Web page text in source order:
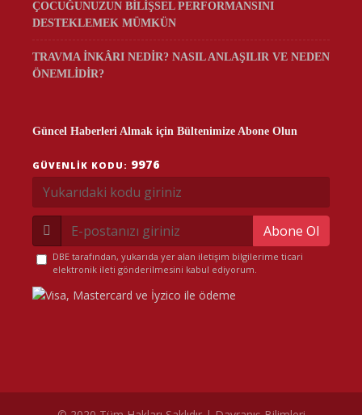
ÇOCUĞUNUZUN BİLİŞSEL PERFORMANSINI
DESTEKLEMEK MÜMKÜN
TRAVMA İNKÂRI NEDİR? NASIL ANLAŞILIR VE NEDEN
ÖNEMLİDİR?
Güncel Haberleri Almak için Bültenimize Abone Olun
GÜVENLIK KODU: 9976
Abone Ol
DBE tarafından, yukarıda yer alan iletişim bilgilerime ticari
elektronik ileti gönderilmesini kabul ediyorum.